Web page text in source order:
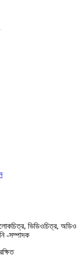
ভিডিওচিত্র, অডিও
-সম্পাদক